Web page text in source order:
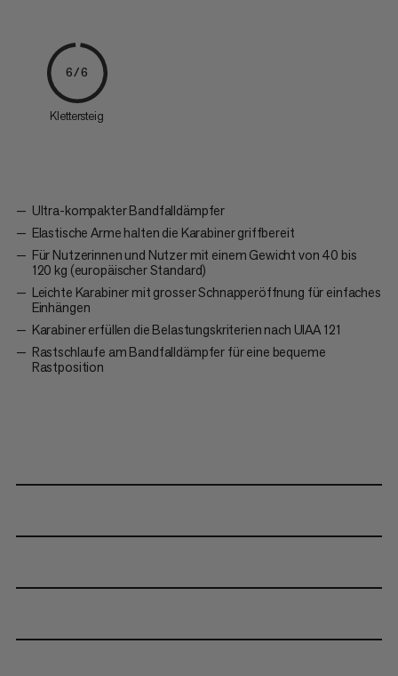
6/6
Klettersteig
Ultra-kompakter Bandfalldämpfer
Elastische Arme halten die Karabiner griffbereit
Für Nutzerinnen und Nutzer mit einem Gewicht von 40 bis
120 kg (europäischer Standard)
Leichte Karabiner mit grosser Schnapperöffnung für einfaches
Einhängen
Karabiner erfüllen die Belastungskriterien nach UIAA 121
Rastschlaufe am Bandfalldämpfer für eine bequeme
Rastposition